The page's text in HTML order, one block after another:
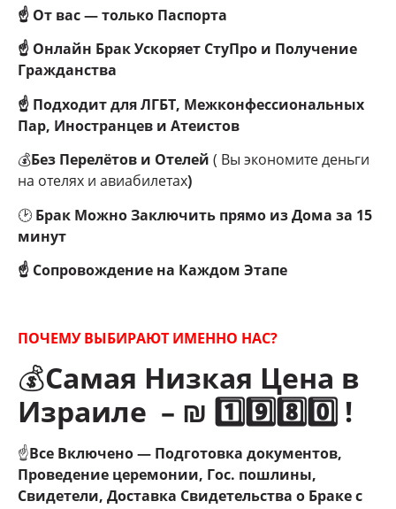
☝ От вас — только Паспорта
☝ Онлайн Брак Ускоряет СтуПро и Получение
Гражданства
☝ Подходит для ЛГБТ, Межконфессиональных
Пар, Иностранцев и Атеистов
💰Без Перелётов и Отелей ( Вы экономите деньги
на отелях и авиабилетах)
🕑 Брак Можно Заключить прямо из Дома за 15
минут
☝ Сопровождение на Каждом Этапе
ПОЧЕМУ ВЫБИРАЮТ ИМЕННО НАС?
💰Самая Низкая Цена в
Израиле – ₪ 1️⃣9️⃣8️⃣0️⃣ !
☝Все Включено — Подготовка документов,
Проведение церемонии, Гос. пошлины,
Свидетели, Доставка Свидетельства о Браке с